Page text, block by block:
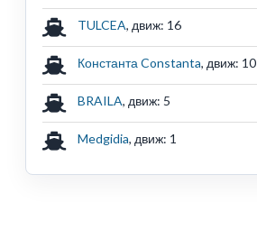
TULCEA, движ: 16
Константа Constanta, движ: 10
BRAILA, движ: 5
Medgidia, движ: 1